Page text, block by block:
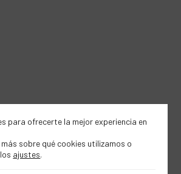
para ofrecerte la mejor experiencia en
sobre qué cookies utilizamos o
ajustes.